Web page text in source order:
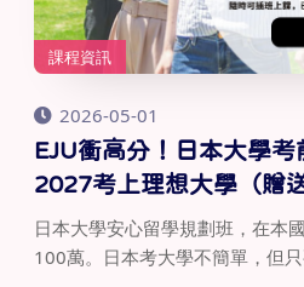
課程資訊
2026-05-01
EJU衝高分！日本大學
2027考上理想大學（贈
日本大學安心留學規劃班，在本
100萬。日本考大學不簡單，但